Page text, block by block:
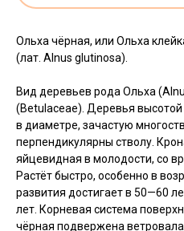
Ольха чёрная, или Ольха
(лат. Alnus glutinosa).
Вид деревьев рода Ольха
(Betulaceae). Деревья
в диаметре, зачастую
перпендикулярны стволу.
яйцевидная в молодости, со
Растёт быстро, особенно в
развития достигает в 50—60
лет. Корневая система
чёрная подвержена